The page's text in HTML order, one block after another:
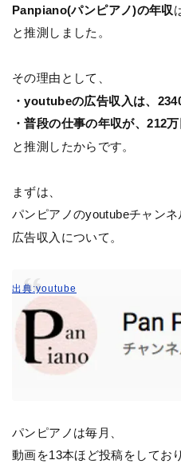
Panpiano(パンピアノ)の年収
と推測しました。
その理由として、
・youtubeの広告収入は、
・普段の仕事の年収が、212
と推測したからです。
まずは、
パンピアノのyoutubeチャンネ
広告収入について。
出典:youtube
パンピアノは毎月、
動画を13本ほど投稿をしており